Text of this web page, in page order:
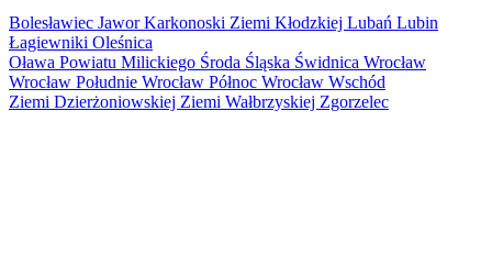
Bolesławiec JaworKarkonoski Ziemi Kłodzkiej Lubań Lubin
Łagiewniki Oleśnica
Oława Powiatu Milickiego Środa Śląska Świdnica Wrocław
Wrocław Południe Wrocław Północ Wrocław Wschód
Ziemi Dzierżoniowskiej Ziemi Wałbrzyskiej Zgorzelec